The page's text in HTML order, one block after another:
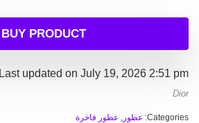
BUY PRODUCT
Last updated on July 19, 2026 2:51 pm
Dior
Categories: عطور
عطور فاخرة